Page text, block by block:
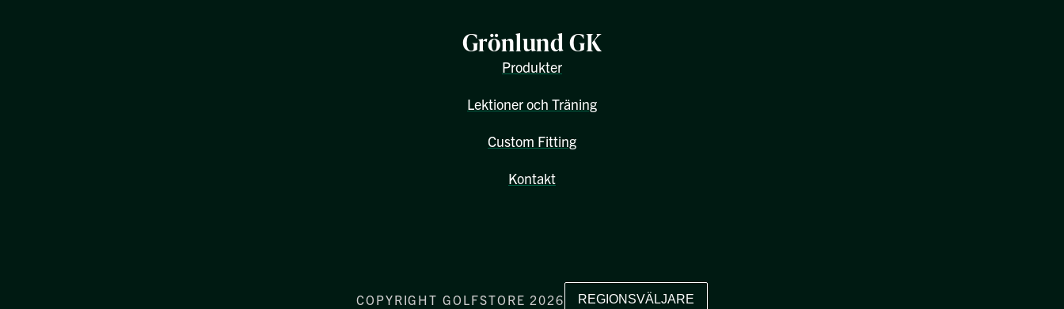
Grönlund GK
Produkter
Lektioner och Träning
Custom Fitting
Kontakt
COPYRIGHT GOLFSTORE 2026 REGIONSVÄLJARE